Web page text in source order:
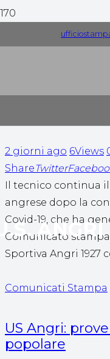
ANGRI
Riconferma in
2 giorni ago 6Views
ShareTwitter
Il tecnico continua
angrese dopo la
Covid-19, che ha
Comunicato stampa
Sportiva Angri 1927
Comunicati Stampa
US Angri:
popolare